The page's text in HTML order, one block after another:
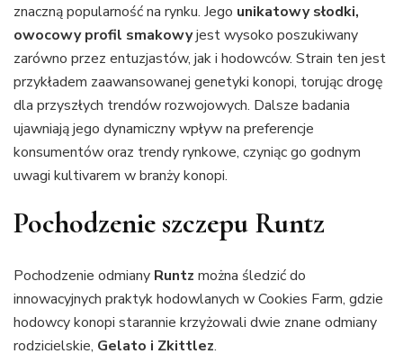
znaczną popularność na rynku. Jego unikatowy słodki,
owocowy profil smakowyjest wysoko poszukiwany
zarówno przez entuzjastów, jak i hodowców. Strain ten jest
przykładem zaawansowanej genetyki konopi, torując drogę
dla przyszłych trendów rozwojowych. Dalsze badania
ujawniają jego dynamiczny wpływ na preferencje
konsumentów oraz trendy rynkowe, czyniąc go godnym
uwagi kultivarem w branży konopi.
Pochodzenie szczepu Runtz
Pochodzenie odmiany Runtz można śledzić do
innowacyjnych praktyk hodowlanych w Cookies Farm, gdzie
hodowcy konopi starannie krzyżowali dwie znane odmiany
rodzicielskie, Gelato i Zkittlez.